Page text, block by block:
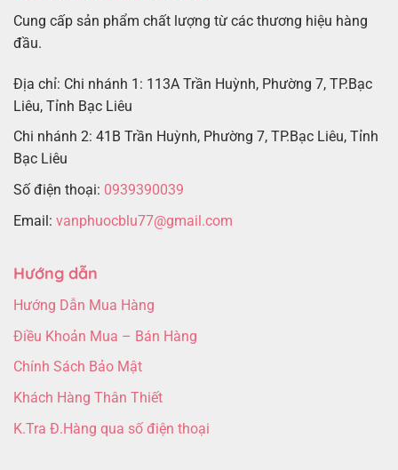
Cung cấp sản phẩm chất lượng từ các thương hiệu hàng
đầu.
Địa chỉ: Chi nhánh 1: 113A Trần Huỳnh, Phường 7, TP.Bạc
Liêu, Tỉnh Bạc Liêu
Chi nhánh 2: 41B Trần Huỳnh, Phường 7, TP.Bạc Liêu, Tỉnh
Bạc Liêu
Số điện thoại: 0939390039
Email: vanphuocblu77@gmail.com
Hướng dẫn
Hướng Dẫn Mua Hàng
Điều Khoản Mua – Bán Hàng
Chính Sách Bảo Mật
Khách Hàng Thân Thiết
K.Tra Đ.Hàng qua số điện thoại